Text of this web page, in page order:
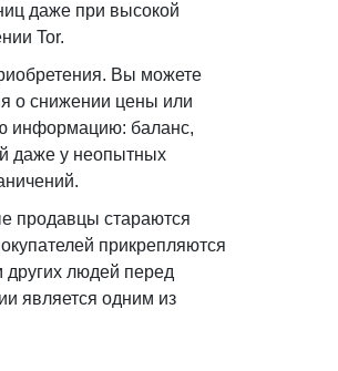
даже при высокой
Tor.
Вы можете
о снижении цены или
информацию: баланс,
даже у неопытных
продавцы стараются
прикрепляются
других людей перед
является одним из